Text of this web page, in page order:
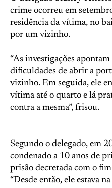
crime ocorreu em
residência da vítima, no
por um vizinho.
“As investigações
dificuldades de abrir a
vizinho. Em seguida, ele
vítima até o quarto e lá
contra a mesma”, frisou.
Segundo o delegado, em
condenado a 10 anos de
prisão decretada com o
“Desde então, ele estava